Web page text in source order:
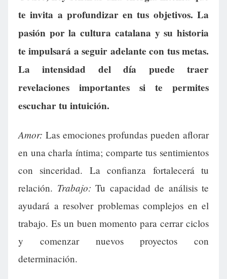
te invita a profundizar en tus objetivos. La
pasión por la cultura catalana y su historia
te impulsará a seguir adelante con tus metas.
La intensidad del día puede traer
revelaciones importantes si te permites
escuchar tu intuición.
Amor: Las emociones profundas pueden aflorar
en una charla íntima; comparte tus sentimientos
con sinceridad. La confianza fortalecerá tu
relación. Trabajo: Tu capacidad de análisis te
ayudará a resolver problemas complejos en el
trabajo. Es un buen momento para cerrar ciclos
y comenzar nuevos proyectos con
determinación.